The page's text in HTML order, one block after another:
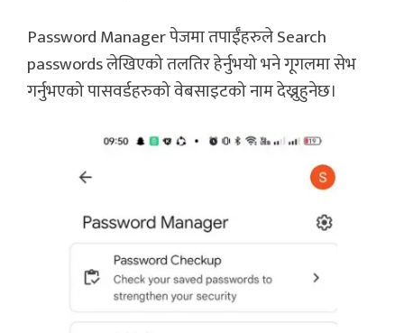
Password Manager पेजमा तपाईँहरुले Search
passwords लेखिएको तलतिर हेर्नुभयो भने गूगलमा सेभ
गर्नुभएको पासवर्डहरुको वेबसाइटको नाम देख्नुहुनेछ।